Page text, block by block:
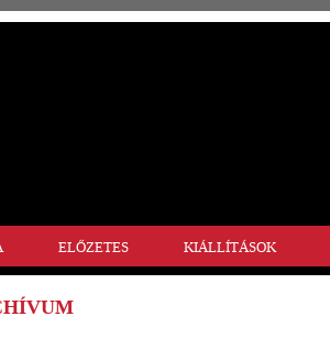
ELŐZETES KIÁLLÍTÁSOK